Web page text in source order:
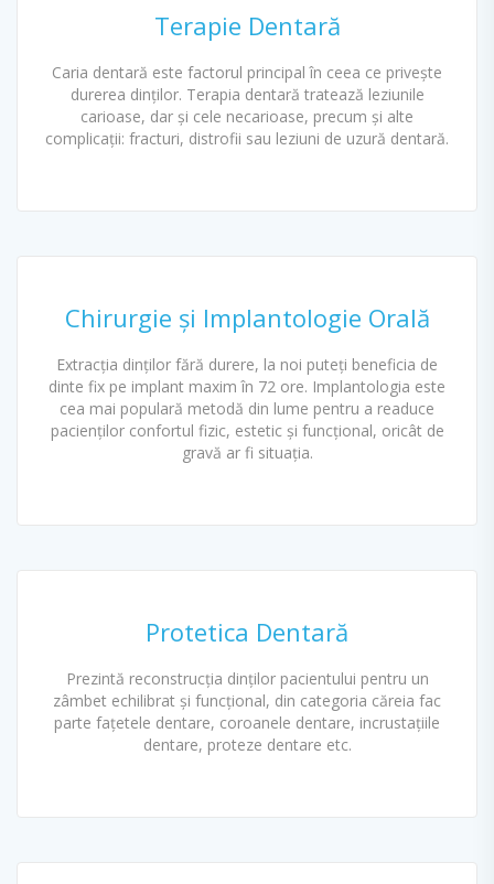
Terapie Dentară
Caria dentară este factorul principal în ceea ce privește
durerea dinților. Terapia dentară tratează leziunile
carioase, dar și cele necarioase, precum și alte
complicații: fracturi, distrofii sau leziuni de uzură dentară.
Chirurgie și Implantologie Orală
Extracția dinților fără durere, la noi puteți beneficia de
dinte fix pe implant maxim în 72 ore. Implantologia este
cea mai populară metodă din lume pentru a readuce
pacienților confortul fizic, estetic și funcțional, oricât de
gravă ar fi situația.
Protetica Dentară
Prezintă reconstrucția dinților pacientului pentru un
zâmbet echilibrat și funcțional, din categoria căreia fac
parte fațetele dentare, coroanele dentare, incrustațiile
dentare, proteze dentare etc.